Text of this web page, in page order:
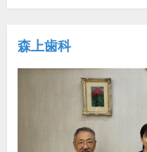
森上歯科